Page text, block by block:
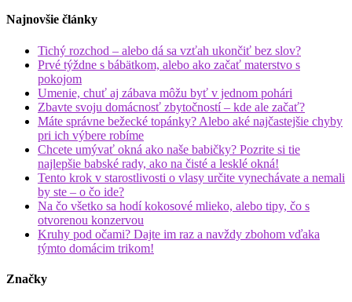
Najnovšie články
Tichý rozchod – alebo dá sa vzťah ukončiť bez slov?
Prvé týždne s bábätkom, alebo ako začať materstvo s
pokojom
Umenie, chuť aj zábava môžu byť v jednom pohári
Zbavte svoju domácnosť zbytočností – kde ale začať?
Máte správne bežecké topánky? Alebo aké najčastejšie chyby
pri ich výbere robíme
Chcete umývať okná ako naše babičky? Pozrite si tie
najlepšie babské rady, ako na čisté a lesklé okná!
Tento krok v starostlivosti o vlasy určite vynechávate a nemali
by ste – o čo ide?
Na čo všetko sa hodí kokosové mlieko, alebo tipy, čo s
otvorenou konzervou
Kruhy pod očami? Dajte im raz a navždy zbohom vďaka
týmto domácim trikom!
Značky